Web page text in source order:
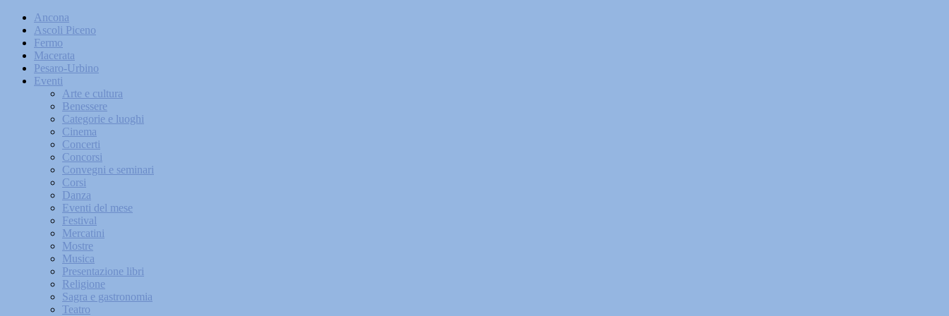
Ancona
Ascoli Piceno
Fermo
Macerata
Pesaro-Urbino
Eventi
Arte e cultura
Benessere
Categorie e luoghi
Cinema
Concerti
Concorsi
Convegni e seminari
Corsi
Danza
Eventi del mese
Festival
Mercatini
Mostre
Musica
Presentazione libri
Religione
Sagra e gastronomia
Teatro